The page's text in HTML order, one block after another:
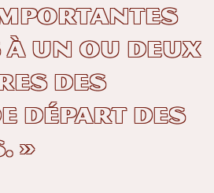
un ou deux
des
départ des
»